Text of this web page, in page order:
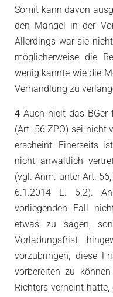
Somit kann davon
den Mangel in der
Allerdings war sie
möglicherweise die
wenig kannte wie die
Verhandlung zu
4 Auch hielt das BGer
(Art. 56 ZPO) sei nicht
erscheint: Einerseits
nicht anwaltlich
(vgl. Anm. unter Art.
6.1.2014 E. 6.2).
vorliegenden Fall
etwas zu sagen,
Vorladungsfrist
vorzubringen, diese
vorbereiten zu
Richters verneint